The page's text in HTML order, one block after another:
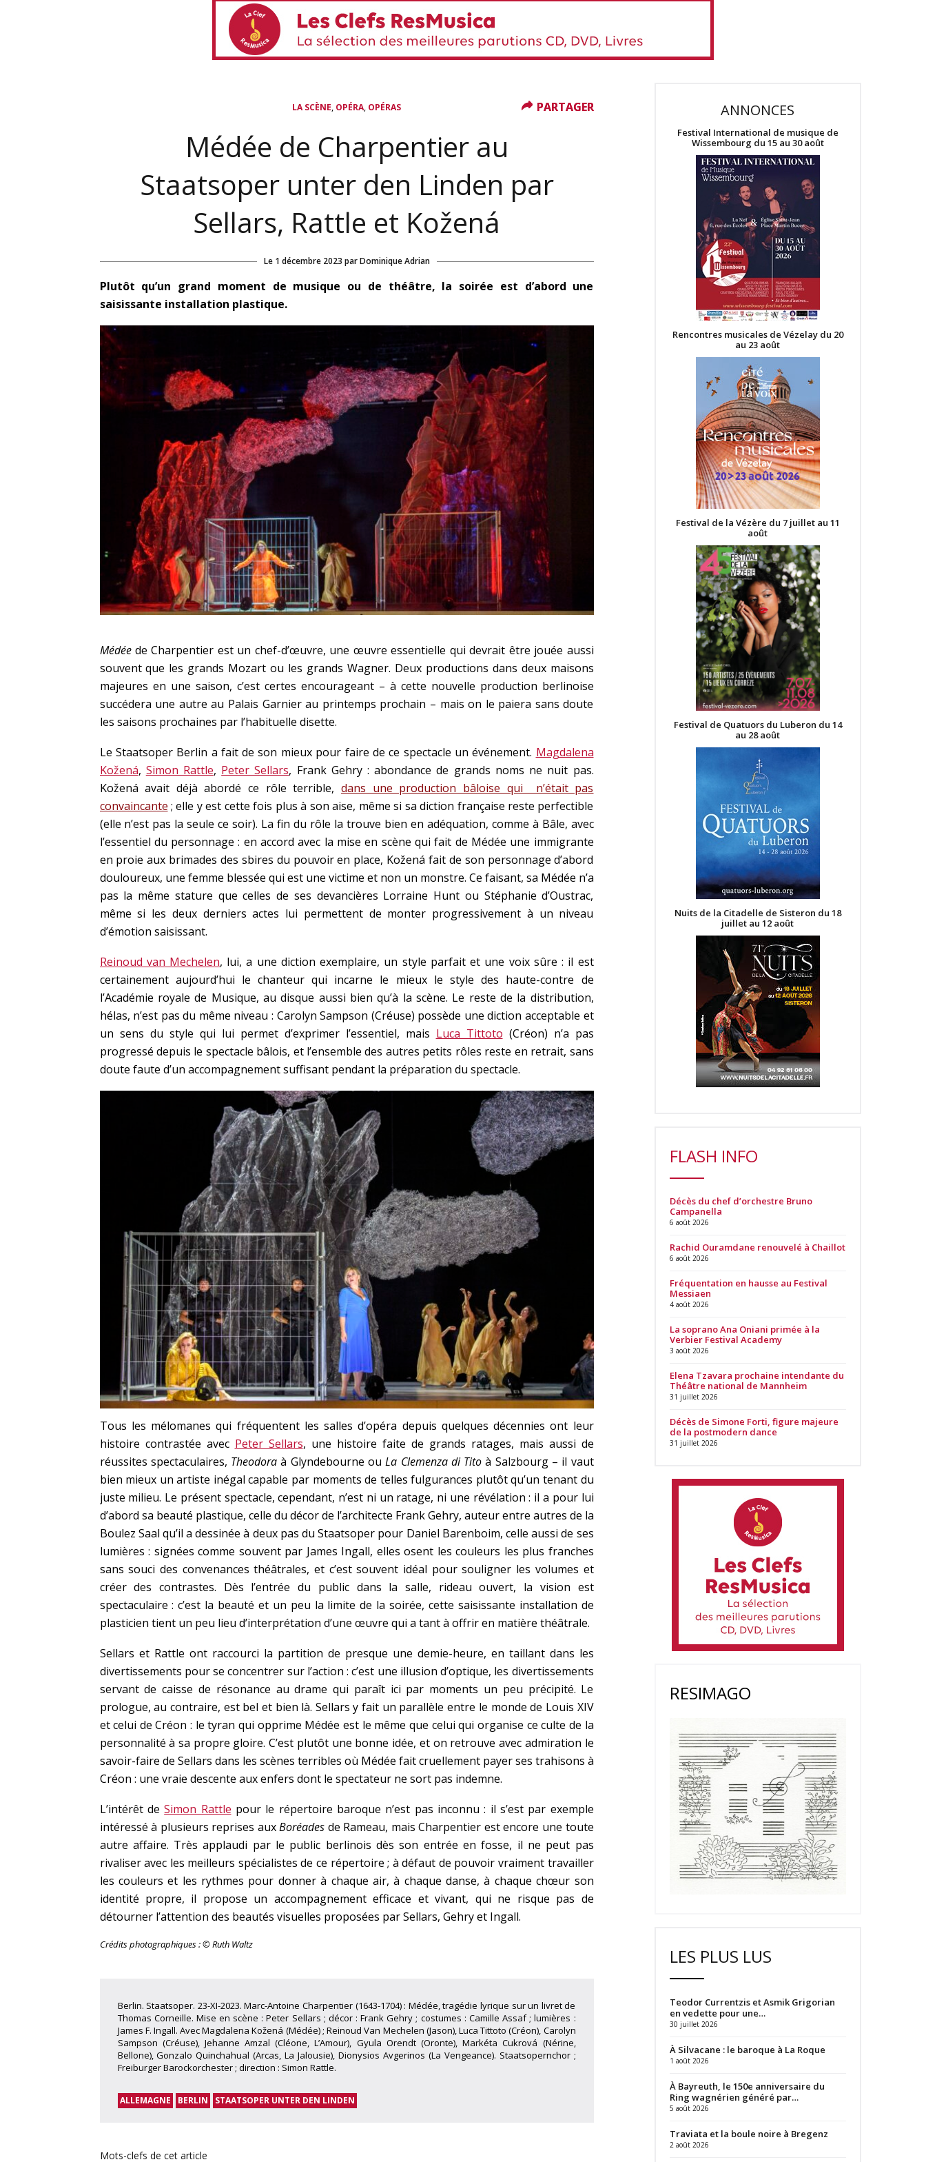
LA SCÈNE, OPÉRA, OPÉRAS
Médée de Charpentier au
Staatsoper unter den Linden par
Sellars, Rattle et Kožená
Le 1 décembre 2023 par Dominique Adrian
Plutôt qu’un grand moment de musique ou de théâtre, la soirée est d’abord une
saisissante installation plastique.
Médéede Charpentier est un chef-d’œuvre, une œuvre essentielle qui devrait être jouée aussi
souvent que les grands Mozart ou les grands Wagner. Deux productions dans deux maisons
majeures en une saison, c’est certes encourageant – à cette nouvelle production berlinoise
succédera une autre au Palais Garnier au printemps prochain – mais on le paiera sans doute
les saisons prochaines par l’habituelle disette.
Le Staatsoper Berlin a fait de son mieux pour faire de ce spectacle un événement. Magdalena
Kožená, Simon Rattle, Peter Sellars, Frank Gehry : abondance de grands noms ne nuit pas.
Kožená avait déjà abordé ce rôle terrible, dans une production bâloise qui n’était pas
convaincante ; elle y est cette fois plus à son aise, même si sa diction française reste perfectible
(elle n’est pas la seule ce soir). La fin du rôle la trouve bien en adéquation, comme à Bâle, avec
l’essentiel du personnage : en accord avec la mise en scène qui fait de Médée une immigrante
en proie aux brimades des sbires du pouvoir en place, Kožená fait de son personnage d’abord
douloureux, une femme blessée qui est une victime et non un monstre. Ce faisant, sa Médée n’a
pas la même stature que celles de ses devancières Lorraine Hunt ou Stéphanie d’Oustrac,
même si les deux derniers actes lui permettent de monter progressivement à un niveau
d’émotion saisissant.
Reinoud van Mechelen, lui, a une diction exemplaire, un style parfait et une voix sûre : il est
certainement aujourd’hui le chanteur qui incarne le mieux le style des haute-contre de
l’Académie royale de Musique, au disque aussi bien qu’à la scène. Le reste de la distribution,
hélas, n’est pas du même niveau : Carolyn Sampson (Créuse) possède une diction acceptable et
un sens du style qui lui permet d’exprimer l’essentiel, mais Luca Tittoto (Créon) n’a pas
progressé depuis le spectacle bâlois, et l’ensemble des autres petits rôles reste en retrait, sans
doute faute d’un accompagnement suffisant pendant la préparation du spectacle.
Tous les mélomanes qui fréquentent les salles d’opéra depuis quelques décennies ont leur
histoire contrastée avec Peter Sellars, une histoire faite de grands ratages, mais aussi de
réussites spectaculaires, Theodora à Glyndebourne ouLa Clemenza di Tito à Salzbourg – il vaut
bien mieux un artiste inégal capable par moments de telles fulgurances plutôt qu’un tenant du
juste milieu. Le présent spectacle, cependant, n’est ni un ratage, ni une révélation : il a pour lui
d’abord sa beauté plastique, celle du décor de l’architecte Frank Gehry, auteur entre autres de la
Boulez Saal qu’il a dessinée à deux pas du Staatsoper pour Daniel Barenboim, celle aussi de ses
lumières : signées comme souvent par James Ingall, elles osent les couleurs les plus franches
sans souci des convenances théâtrales, et c’est souvent idéal pour souligner les volumes et
créer des contrastes. Dès l’entrée du public dans la salle, rideau ouvert, la vision est
spectaculaire : c’est la beauté et un peu la limite de la soirée, cette saisissante installation de
plasticien tient un peu lieu d’interprétation d’une œuvre qui a tant à offrir en matière théâtrale.
Sellars et Rattle ont raccourci la partition de presque une demie-heure, en taillant dans les
divertissements pour se concentrer sur l’action : c’est une illusion d’optique, les divertissements
servant de caisse de résonance au drame qui paraît ici par moments un peu précipité. Le
prologue, au contraire, est bel et bien là. Sellars y fait un parallèle entre le monde de Louis XIV
et celui de Créon : le tyran qui opprime Médée est le même que celui qui organise ce culte de la
personnalité à sa propre gloire. C’est plutôt une bonne idée, et on retrouve avec admiration le
savoir-faire de Sellars dans les scènes terribles où Médée fait cruellement payer ses trahisons à
Créon : une vraie descente aux enfers dont le spectateur ne sort pas indemne.
L’intérêt deSimon Rattle pour le répertoire baroque n’est pas inconnu : il s’est par exemple
intéressé à plusieurs reprises auxBoréades de Rameau, mais Charpentier est encore une toute
autre affaire. Très applaudi par le public berlinois dès son entrée en fosse, il ne peut pas
rivaliser avec les meilleurs spécialistes de ce répertoire ; à défaut de pouvoir vraiment travailler
les couleurs et les rythmes pour donner à chaque air, à chaque danse, à chaque chœur son
identité propre, il propose un accompagnement efficace et vivant, qui ne risque pas de
détourner l’attention des beautés visuelles proposées par Sellars, Gehry et Ingall.
Crédits photographiques : © Ruth Waltz
PARTAGER
Berlin. Staatsoper. 23-XI-2023. Marc-Antoine Charpentier (1643-1704) : Médée, tragédie lyrique sur un livret de
Thomas Corneille. Mise en scène : Peter Sellars ; décor : Frank Gehry ; costumes : Camille Assaf ; lumières :
James F. Ingall. Avec Magdalena Kožená (Médée) ; Reinoud Van Mechelen (Jason), Luca Tittoto (Créon), Carolyn
Sampson (Créuse), Jehanne Amzal (Cléone, L’Amour), Gyula Orendt (Oronte), Markéta Cukrová (Nérine,
Bellone), Gonzalo Quinchahual (Arcas, La Jalousie), Dionysios Avgerinos (La Vengeance). Staatsopernchor ;
Freiburger Barockorchester ; direction : Simon Rattle.
PARTAGER
ALLEMAGNE BERLIN STAATSOPER UNTER DEN LINDEN
Mots-clefs de cet article
ANNONCES
Festival International de musique de
Wissembourg du 15 au 30 août
Rencontres musicales de Vézelay du 20
au 23 août
Festival de la Vézère du 7 juillet au 11
août
Festival de Quatuors du Luberon du 14
au 28 août
Nuits de la Citadelle de Sisteron du 18
juillet au 12 août
FLASH INFO
Décès du chef d’orchestre Bruno
Campanella
6 août 2026
Rachid Ouramdane renouvelé à Chaillot
6 août 2026
Fréquentation en hausse au Festival
Messiaen
4 août 2026
La soprano Ana Oniani primée à la
Verbier Festival Academy
3 août 2026
Elena Tzavara prochaine intendante du
Théâtre national de Mannheim
31 juillet 2026
Décès de Simone Forti, figure majeure
de la postmodern dance
31 juillet 2026
RESIMAGO
LES PLUS LUS
Teodor Currentzis et Asmik Grigorian
en vedette pour une…
30 juillet 2026
À Silvacane : le baroque à La Roque
1 août 2026
À Bayreuth, le 150e anniversaire du
Ring wagnérien généré par…
5 août 2026
Traviata et la boule noire à Bregenz
2 août 2026